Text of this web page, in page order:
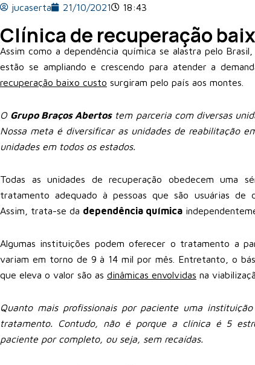
jucaserta 21/10/2021 18:43
Clínica de recuperação
Assim como a dependência química se alastra pelo
estão se ampliando e crescendo para atender a
recuperação baixo custo surgiram pelo país aos montes.
O Grupo Braços Abertostem parceria com diversas
Nossa meta é diversificar as unidades de reabilitação
unidades em todos os estados.
Todas as unidades de recuperação obedecem uma
tratamento adequado à pessoas que são usuárias de
Assim, trata-se da dependência química
Algumas instituições podem oferecer o tratamento a
variam em torno de 9 à 14 mil por mês. Entretanto, o
que eleva o valor são as dinâmicas envolvidas na
Quanto mais profissionais por paciente uma
tratamento. Contudo, não é porque a clínica é 5
paciente por completo, ou seja, sem recaídas.